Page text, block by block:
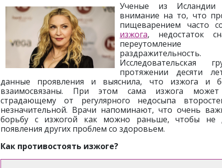
Ученые из Исландии
внимание на то, что
пищеварением часто
изжога, недостаток
раздражительность.
Исследовательская
протяжении десяти
данные проявления и выяснила, что изжога и
взаимосвязаны. При этом сама изжога может
страдающему от регулярного недосыпа
незначительной. Врачи напоминают, что очень
борьбу с изжогой как можно раньше, чтобы не
появления других проблем со здоровьем.
Как противостоять изжоге?